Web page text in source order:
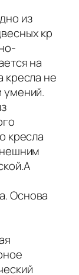
из
кр
на
кресла не
умений.
кресла
Основа